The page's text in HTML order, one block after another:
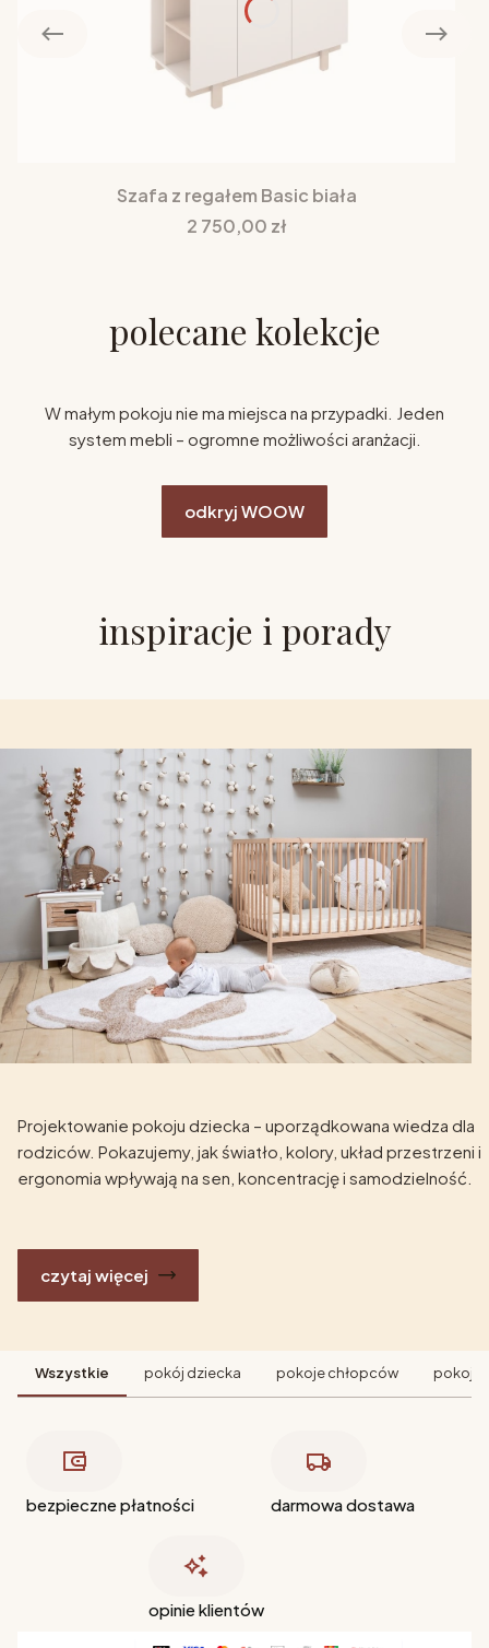
Szafa z regałem Basic biała
Cena
2 750,00 zł
polecane kolekcje
W małym pokoju nie ma miejsca na przypadki. Jeden
system mebli – ogromne możliwości aranżacji.
odkryj WOOW
inspiracje i porady
Projektowanie pokoju dziecka – uporządkowana wiedza dla
rodziców. Pokazujemy, jak światło, kolory, układ przestrzeni i
ergonomia wpływają na sen, koncentrację i samodzielność.
czytaj więcej
Wszystkie pokój dziecka pokoje chłopców pokoje
bezpieczne płatności darmowa dostawa
opinie klientów